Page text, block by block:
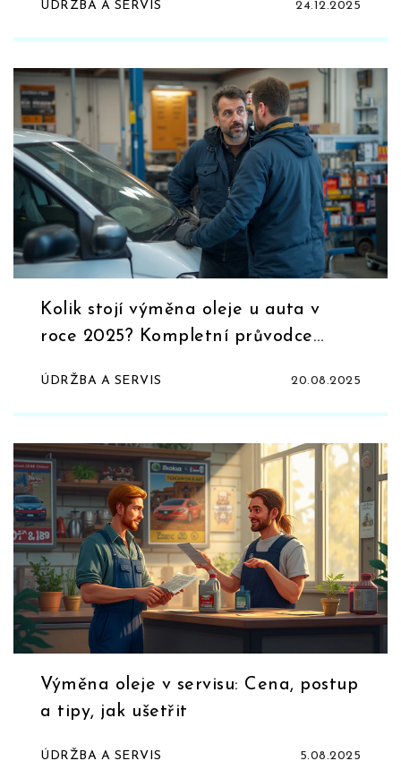
ÚDRŽBA A SERVIS 24.12.2025
Kolik stojí výměna oleje u auta v
roce 2025? Kompletní průvodce
ÚDRŽBA A SERVIS 20.08.2025
Výměna oleje v servisu: Cena, postup
a tipy, jak ušetřit
ÚDRŽBA A SERVIS 5.08.2025